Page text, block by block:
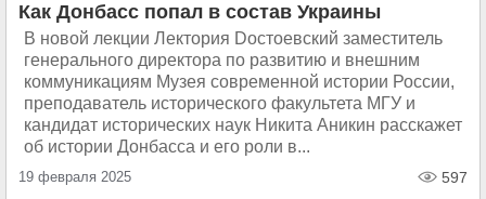
Как Донбасс попал в состав Украины
В новой лекции Лектория Dостоевский заместитель
генерального директора по развитию и внешним
коммуникациям Музея современной истории России,
преподаватель исторического факультета МГУ и
кандидат исторических наук Никита Аникин расскажет
об истории Донбасса и его роли в...
19 февраля 2025 597